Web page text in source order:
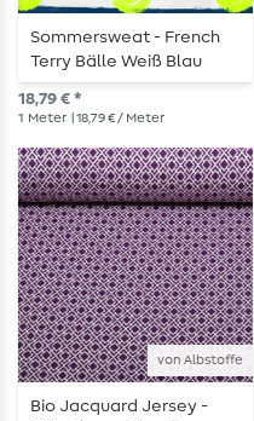
Sommersweat - French
Terry Bälle Weiß Blau
18,79 € *
1 Meter | 18,79 € / Meter
von Albstoffe
Bio Jacquard Jersey -